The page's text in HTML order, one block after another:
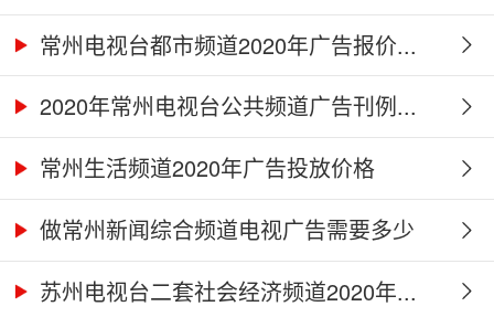
常州电视台都市频道2020年广告报价...
2020年常州电视台公共频道广告刊例...
常州生活频道2020年广告投放价格
做常州新闻综合频道电视广告需要多少
钱...苏州电视台二套社会经济频道2020年...